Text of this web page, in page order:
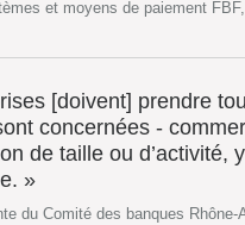
et moyens de paiement
[doivent] prendre
concernées -
de taille ou d’activité,
»
du Comité des banques